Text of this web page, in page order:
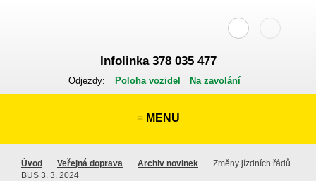
Infolinka 378 035 477
Odjezdy: Poloha vozidel Na zavolání
≡ MENU
Úvod Veřejná doprava Archiv novinek
Změny jízdních řádů
BUS 3. 3. 2024